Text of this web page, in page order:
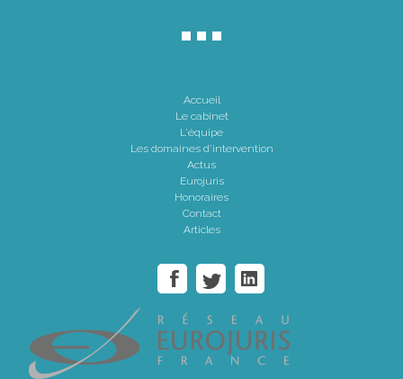
Accueil
Le cabinet
L'équipe
Les domaines d'intervention
Actus
Eurojuris
Honoraires
Contact
Articles